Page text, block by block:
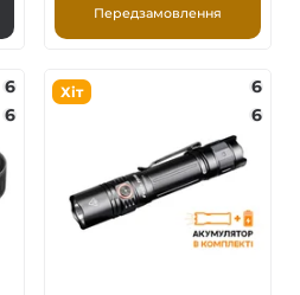
Передзамовлення
6
6
Хіт
6
6